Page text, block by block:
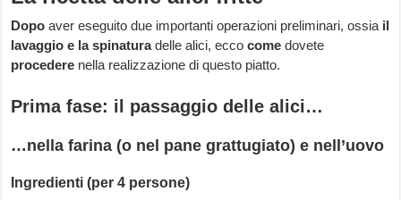
Dopo aver eseguito due importanti operazioni preliminari, ossia il
lavaggio e la spinaturadelle alici, eccocome dovete
procedere nella realizzazione di questo piatto.
Prima fase: il passaggio delle alici…
…nella farina (o nel pane grattugiato) e nell’uovo
Ingredienti (per 4 persone)